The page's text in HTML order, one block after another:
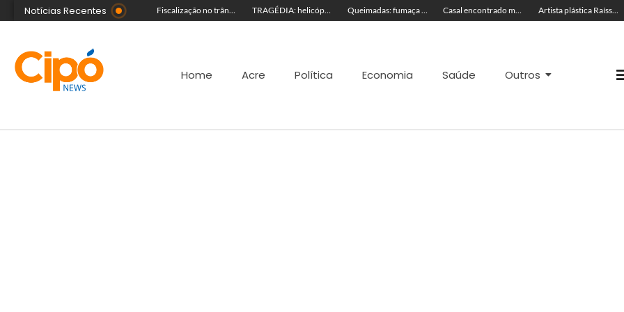
Notícias Recentes
Guida Aquino deixa reitoria da Ufac e publica carta aberta com balanço de gestão Fiscalização no trânsito reduz as autuações por embriaguez ao longo da Expoacre TRAGÉDIA: helicóptero cai e mata quatro pessoas; vítimas eram turistas Queimadas: fumaça invade a pista e prejudica trânsito em Rio Branco Casal encontrado morto em motel estava em banheira Artista plástica Raíssa Alvarenga expõe suas obras na Feira de Negócios do Novenário em Cruzeiro do Sul
Home Acre Política Economia Saúde Outros